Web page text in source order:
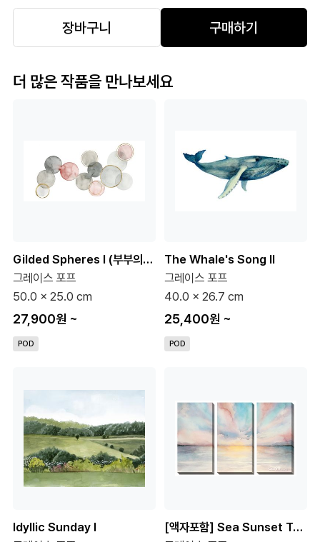
장바구니 구매하기
더 많은 작품을 만나보세요
Gilded Spheres I (부부의세계 협찬그림)
그레이스 포프
50.0 x 25.0 cm
27,900원 ~
POD
The Whale's Song II
그레이스 포프
40.0 x 26.7 cm
25,400원 ~
POD
Idyllic Sunday I
[액자포함] Sea Sunset Triptych 풍경화 세트